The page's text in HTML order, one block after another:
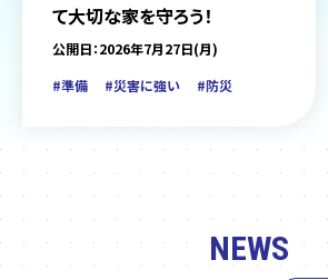
て大切な家を守ろう！
公開日：2026年7月27日(月)
#準備
#災害に強い #防災
NEWS